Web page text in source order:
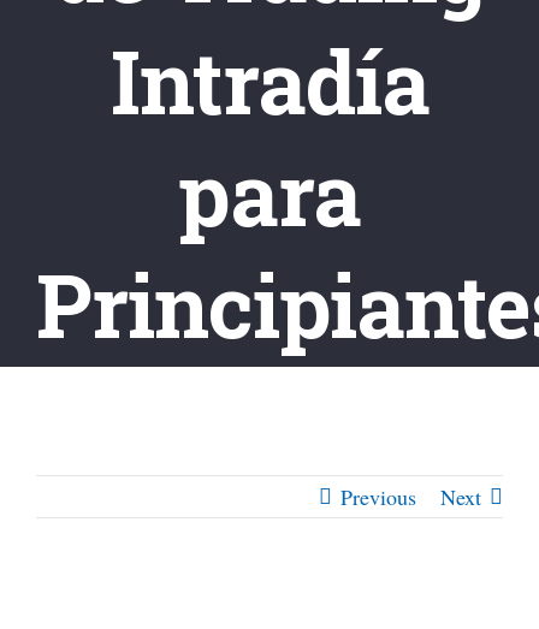
Intradía
para
Previous Next